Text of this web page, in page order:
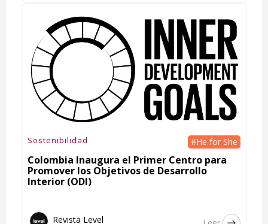
Sostenibilidad #He for She
Colombia Inaugura el Primer Centro para
Promover los Objetivos de Desarrollo
Interior (ODI)
Revista Level